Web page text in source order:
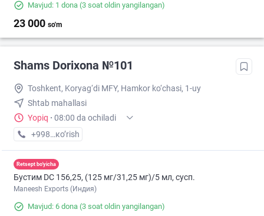
Mavjud: 1 dona (3 soat oldin yangilangan)
23 000 so'm
Shams Dorixona №101
Toshkent, Koryag‘di MFY, Hamkor ko‘chasi, 1-uy
Shtab mahallasi
Yopiq · 08:00 da ochiladi
+998 (79) XXX-XX-XX
кo’rish
Retsept bo'yicha
Бустим DС 156,25, (125 мг/31,25 мг)/5 мл, сусп.
Maneesh Exports (Индия)
Mavjud: 6 dona (3 soat oldin yangilangan)